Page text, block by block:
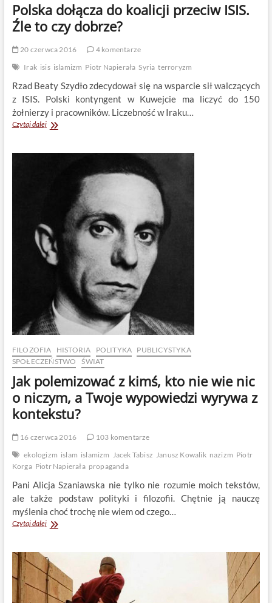
Polska dołącza do koalicji przeciw ISIS.
Źle to czy dobrze?
20 czerwca 2016
4 komentarze
Irak isis islamizm Piotr Napierała Syria terroryzm
Rzad Beaty Szydło zdecydował się na wsparcie sił walczących
z ISIS. Polski kontyngent w Kuwejcie ma liczyć do 150
żołnierzy i pracowników. Liczebność w Iraku…
Czytaj dalejPolska
FILOZOFIA HISTORIA POLITYKA PUBLICYSTYKA
SPOŁECZEŃSTWO
ŚWIAT
Jak polemizować z kimś, kto nie wie nic
o niczym, a Twoje wypowiedzi wyrywa z
kontekstu?
16 czerwca 2016
103 komentarze
ekologizm islam islamizm Jacek Tabisz Janusz Kowalik nazizm Piotr
Korga Piotr Napierała propaganda
Pani Alicja Szaniawska nie tylko nie rozumie moich tekstów,
ale także podstaw polityki i filozofii. Chętnie ją nauczę
myślenia choć trochę nie wiem od czego…
Czytaj dalejJak
kimś,
kto
nie
wie
nic